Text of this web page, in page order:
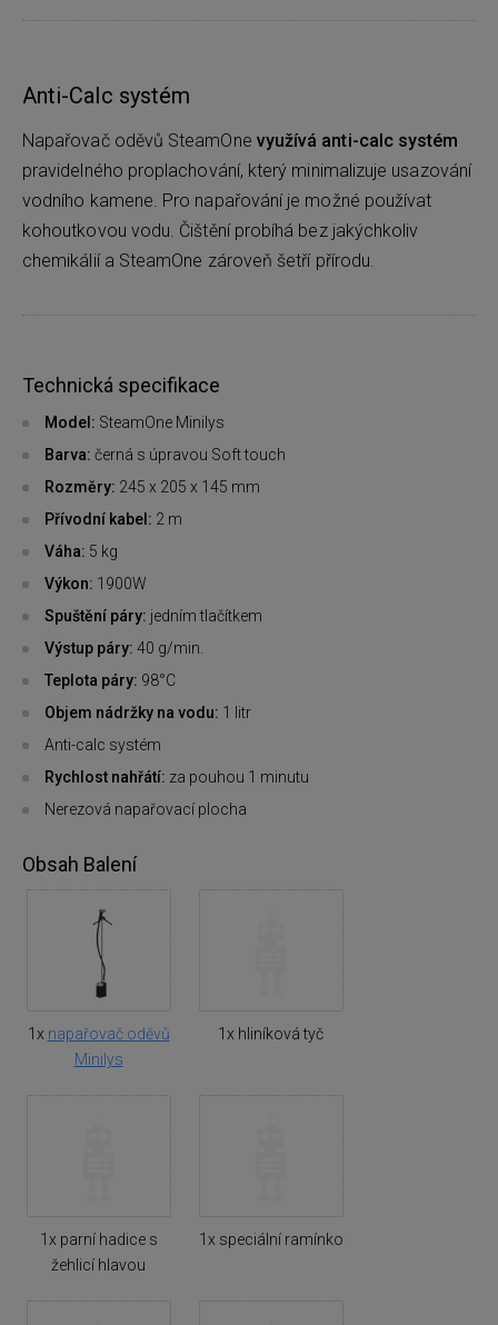
Anti-Calc systém
Napařovač oděvů SteamOne využívá anti-calc systém
pravidelného proplachování, který minimalizuje usazování
vodního kamene. Pro napařování je možné používat
kohoutkovou vodu. Čištění probíhá bez jakýchkoliv
chemikálií a SteamOne zároveň šetří přírodu.
Technická specifikace
Model: SteamOne Minilys
Barva: černá s úpravou Soft touch
Rozměry: 245 x 205 x 145 mm
Přívodní kabel: 2 m
Váha: 5 kg
Výkon: 1900W
Spuštění páry: jedním tlačítkem
Výstup páry: 40 g/min.
Teplota páry: 98°C
Objem nádržky na vodu: 1 litr
Anti-calc systém
Rychlost nahřátí: za pouhou 1 minutu
Nerezová napařovací plocha
Obsah Balení
1x napařovač oděvů
Minilys
1x hliníková tyč
1x parní hadice s
žehlicí hlavou
1x speciální ramínko